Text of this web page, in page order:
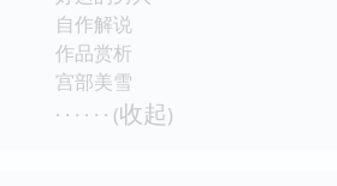
自作解说
作品赏析
宫部美雪
· · · · · · (收起)